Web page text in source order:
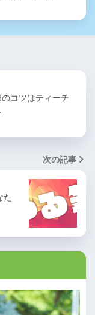
コツはティーチ
次の記事
た